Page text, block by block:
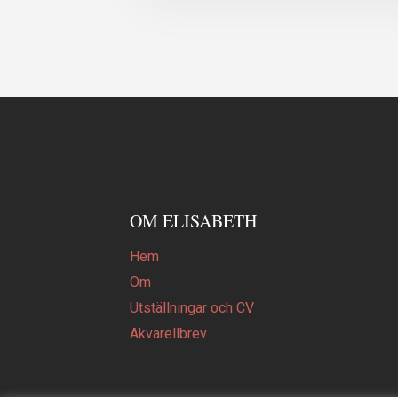
OM ELISABETH
Hem
Om
Utställningar och CV
Akvarellbrev